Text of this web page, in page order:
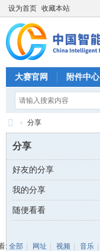
设为首页 收藏本站
大赛官网 附件中心
CI
M
C
中
国
能
› 分享
分享
好友的分享
我的分享
随便看看
: 全部 网址 视频 音乐